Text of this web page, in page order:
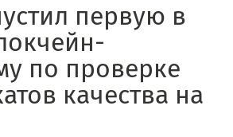
первую в
по проверке
качества на